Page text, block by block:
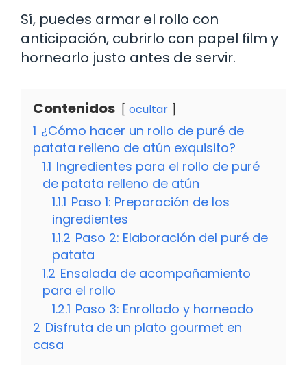
Sí, puedes armar el rollo con
anticipación, cubrirlo con papel film y
hornearlo justo antes de servir.
Contenidos ocultar
1 ¿Cómo hacer un rollo de puré de
patata relleno de atún exquisito?
1.1 Ingredientes para el rollo de puré
de patata relleno de atún
1.1.1 Paso 1: Preparación de los
ingredientes
1.1.2 Paso 2: Elaboración del puré de
patata
1.2 Ensalada de acompañamiento
para el rollo
1.2.1 Paso 3: Enrollado y horneado
2 Disfruta de un plato gourmet en
casa